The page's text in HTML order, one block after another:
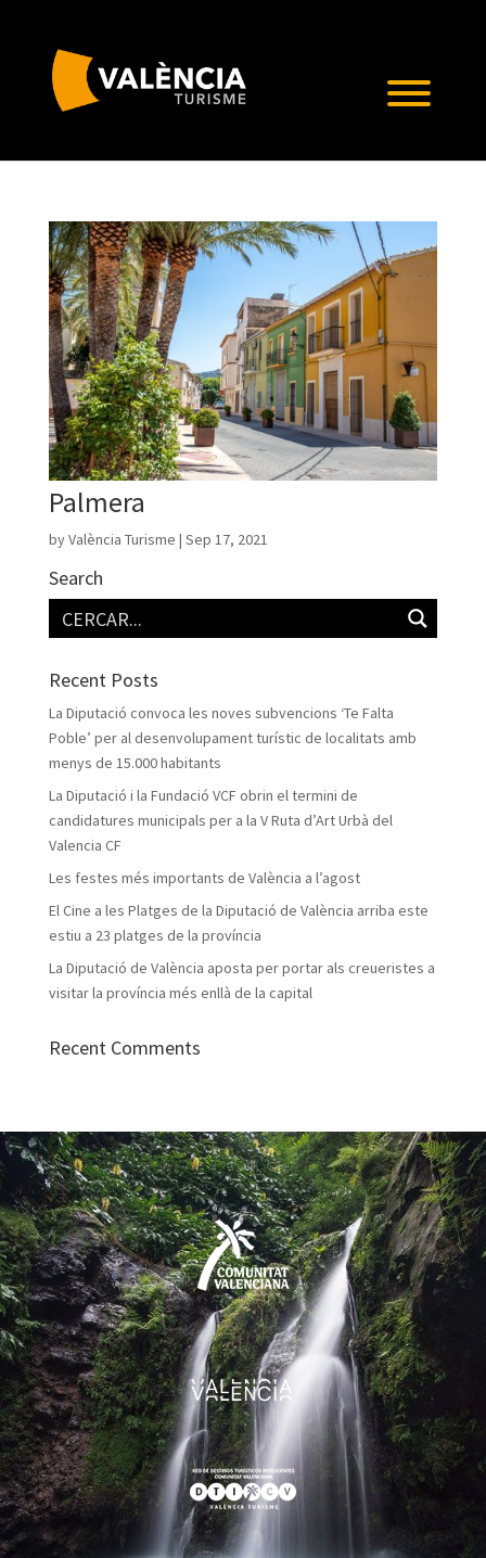
Palmera
byValència Turisme | Sep 17, 2021
Search
Recent Posts
La Diputació convoca les noves subvencions ‘Te Falta
Poble’ per al desenvolupament turístic de localitats amb
menys de 15.000 habitants
La Diputació i la Fundació VCF obrin el termini de
candidatures municipals per a la V Ruta d’Art Urbà del
Valencia CF
Les festes més importants de València a l’agost
El Cine a les Platges de la Diputació de València arriba este
estiu a 23 platges de la província
La Diputació de València aposta per portar als creueristes a
visitar la província més enllà de la capital
Recent Comments